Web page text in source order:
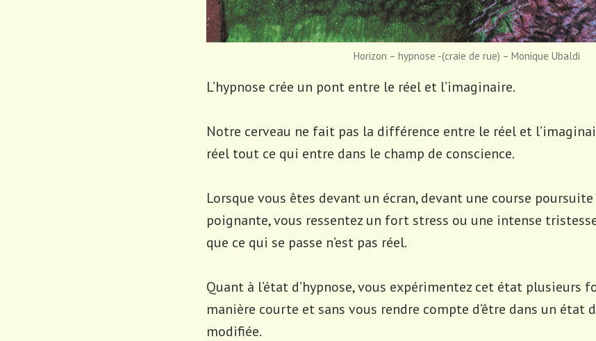
Horizon – hypnose -(craie de rue) – Monique Ubaldi
L’hypnose crée un pont entre le réel et l’imaginaire.
Notre cerveau ne fait pas la différence entre le réel et
réel tout ce qui entre dans le champ de conscience.
Lorsque vous êtes devant un écran, devant une course
poignante, vous ressentez un fort stress ou une intense
que ce qui se passe n’est pas réel.
Quant à l’état d’hypnose, vous expérimentez cet état plusieurs
manière courte et sans vous rendre compte d’être dans un état
modifiée.